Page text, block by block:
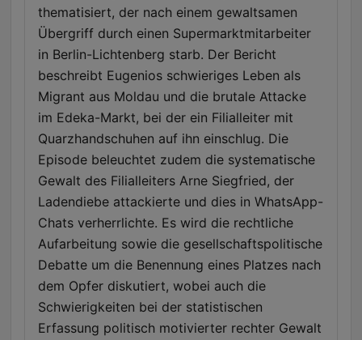
thematisiert, der nach einem gewaltsamen
Übergriff durch einen Supermarktmitarbeiter
in Berlin-Lichtenberg starb. Der Bericht
beschreibt Eugenios schwieriges Leben als
Migrant aus Moldau und die brutale Attacke
im Edeka-Markt, bei der ein Filialleiter mit
Quarzhandschuhen auf ihn einschlug. Die
Episode beleuchtet zudem die systematische
Gewalt des Filialleiters Arne Siegfried, der
Ladendiebe attackierte und dies in WhatsApp-
Chats verherrlichte. Es wird die rechtliche
Aufarbeitung sowie die gesellschaftspolitische
Debatte um die Benennung eines Platzes nach
dem Opfer diskutiert, wobei auch die
Schwierigkeiten bei der statistischen
Erfassung politisch motivierter rechter Gewalt